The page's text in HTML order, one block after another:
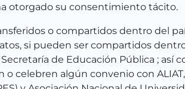
otorgado su consentimiento tácito.
o compartidos dentro del
si pueden ser compartidos
de Educación Pública ; así
celebren algún convenio con